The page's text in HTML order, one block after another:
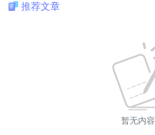
推荐文章
暂无内容